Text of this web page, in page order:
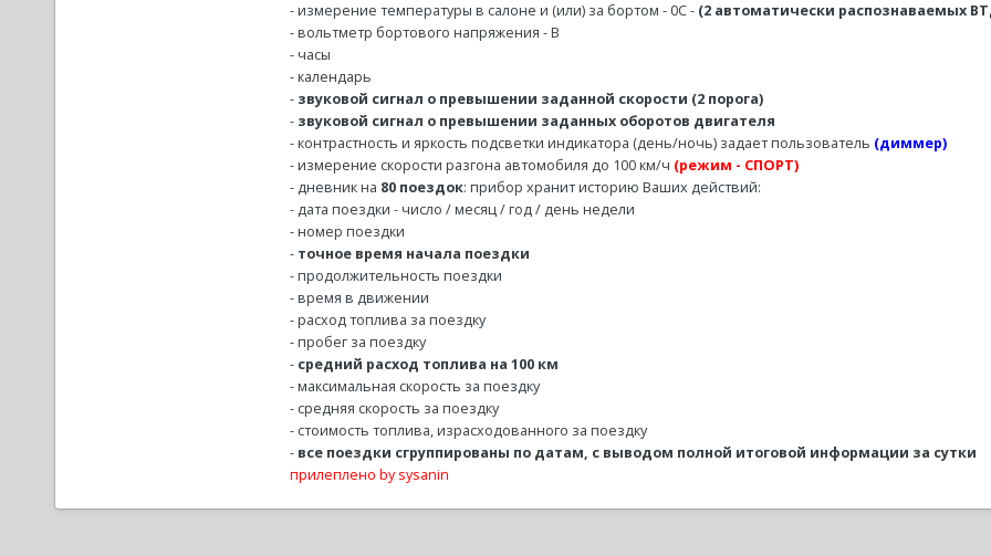
- измерение температуры в салоне и (или) за бортом - 0С - (2 автоматически распознаваемых
- вольтметр бортового напряжения - В
- часы
- календарь
- звуковой сигнал о превышении заданной скорости (2 порога)
- звуковой сигнал о превышении заданных оборотов двигателя
- контрастность и яркость подсветки индикатора (день/ночь) задает пользователь (диммер)
- измерение скорости разгона автомобиля до 100 км/ч (режим - СПОРТ)
- дневник на 80 поездок: прибор хранит историю Ваших действий:
- дата поездки - число / месяц / год / день недели
- номер поездки
- точное время начала поездки
- продолжительность поездки
- время в движении
- расход топлива за поездку
- пробег за поездку
- средний расход топлива на 100 км
- максимальная скорость за поездку
- средняя скорость за поездку
- стоимость топлива, израсходованного за поездку
- все поездки сгруппированы по датам, с выводом полной итоговой информации за сутки
прилеплено by sysanin